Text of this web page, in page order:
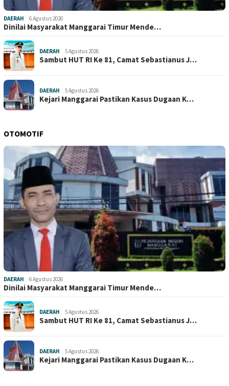
DAERAH 6 Agustus 2026
Dinilai Masyarakat Manggarai Timur Mende…
DAERAH 5 Agustus 2026
Sambut HUT RI Ke 81, Camat Sebastianus J…
DAERAH 5 Agustus 2026
Kejari Manggarai Pastikan Kasus Dugaan K…
OTOMOTIF
DAERAH 6 Agustus 2026
Dinilai Masyarakat Manggarai Timur Mende…
DAERAH 5 Agustus 2026
Sambut HUT RI Ke 81, Camat Sebastianus J…
DAERAH 5 Agustus 2026
Kejari Manggarai Pastikan Kasus Dugaan K…